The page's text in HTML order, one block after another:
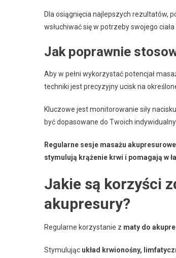
Dla osiągnięcia najlepszych rezultatów,
wsłuchiwać się w potrzeby swojego
Jak poprawnie
Aby w pełni wykorzystać potencjał
techniki jest precyzyjny ucisk na
Kluczowe jest monitorowanie siły
być dopasowane do Twoich
Regularne sesje masażu
stymulują krążenie krwi i pomagają w
Jakie są korzyści
akupresury?
Regularne korzystanie z maty do
Stymulując układ krwionośny,